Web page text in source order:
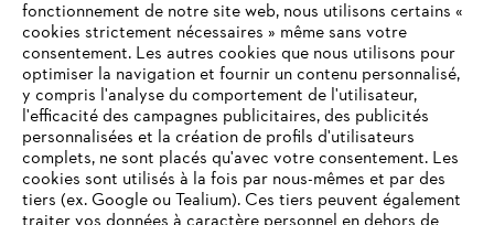
L'Entreprise
STIHL FAQ
fonctionnement de notre site web, nous utilisons certains «
cookies strictement nécessaires » même sans votre
consentement. Les autres cookies que nous utilisons pour
optimiser la navigation et fournir un contenu personnalisé,
y compris l'analyse du comportement de l'utilisateur,
l'efficacité des campagnes publicitaires, des publicités
personnalisées et la création de profils d'utilisateurs
complets, ne sont placés qu'avec votre consentement. Les
cookies sont utilisés à la fois par nous-mêmes et par des
tiers (ex. Google ou Tealium). Ces tiers peuvent également